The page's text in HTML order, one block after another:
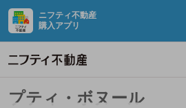
ニフティ不動産
購入アプリ
プティ・ボヌール